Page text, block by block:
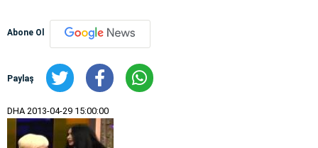
Abone Ol
Paylaş
DHA 2013-04-29 15:00:00